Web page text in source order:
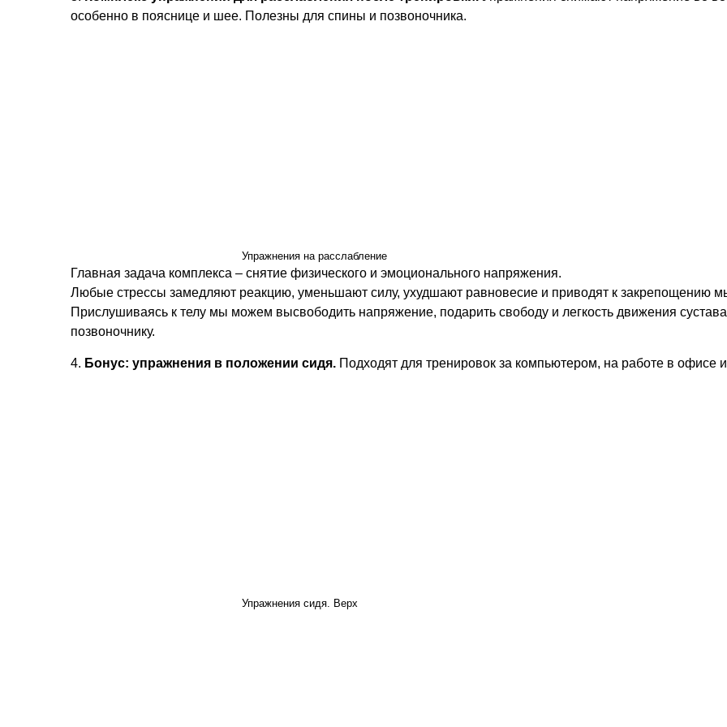
особенно в пояснице и шее. Полезны для спины и позвоночника.
Упражнения на расслабление
Главная задача комплекса – снятие физического и эмоционального напряжения.
Любые стрессы замедляют реакцию, уменьшают силу, ухудшают равновесие и приводят к закрепощению
Прислушиваясь к телу мы можем высвободить напряжение, подарить свободу и легкость движения
позвоночнику.
4. Бонус: упражнения в положении сидя. Подходят для тренировок за компьютером, на работе в офисе и
Упражнения сидя. Верх